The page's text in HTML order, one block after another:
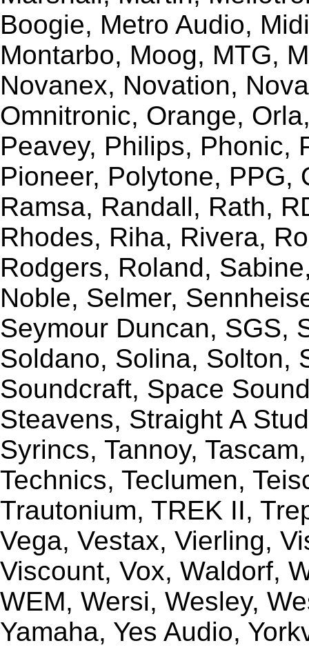
Boogie, Metro Audio,
Montarbo, Moog, MTG,
Novanex, Novation,
Omnitronic, Orange,
Peavey, Philips, Phonic,
Pioneer, Polytone, PPG,
Ramsa, Randall, Rath,
Rhodes, Riha, Rivera,
Rodgers, Roland,
Noble, Selmer,
Seymour Duncan, SGS,
Soldano, Solina, Solton,
Soundcraft, Space
Steavens, Straight A
Syrincs, Tannoy,
Technics, Teclumen,
Trautonium, TREK II,
Vega, Vestax, Vierling,
Viscount, Vox, Waldorf,
WEM, Wersi, Wesley,
Yamaha, Yes Audio,